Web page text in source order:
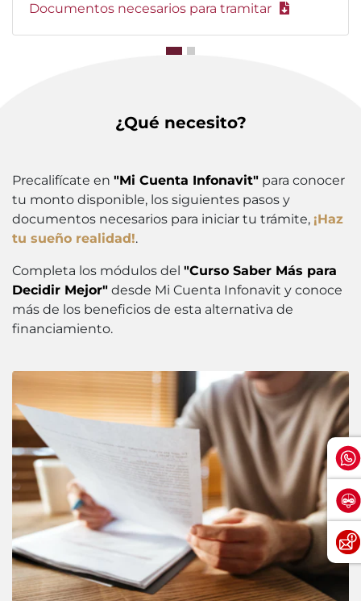
Documentos necesarios para tramitar
¿Qué necesito?
Precalifícate en "Mi Cuenta Infonavit" para conocer
tu monto disponible, los siguientes pasos y
documentos necesarios para iniciar tu trámite, ¡Haz
tu sueño realidad!.
Completa los módulos del "Curso Saber Más para
Decidir Mejor" desde Mi Cuenta Infonavit y conoce
más de los beneficios de esta alternativa de
financiamiento.